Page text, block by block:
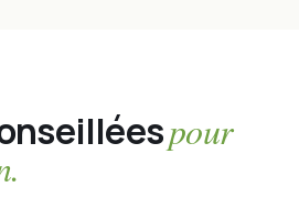
pour